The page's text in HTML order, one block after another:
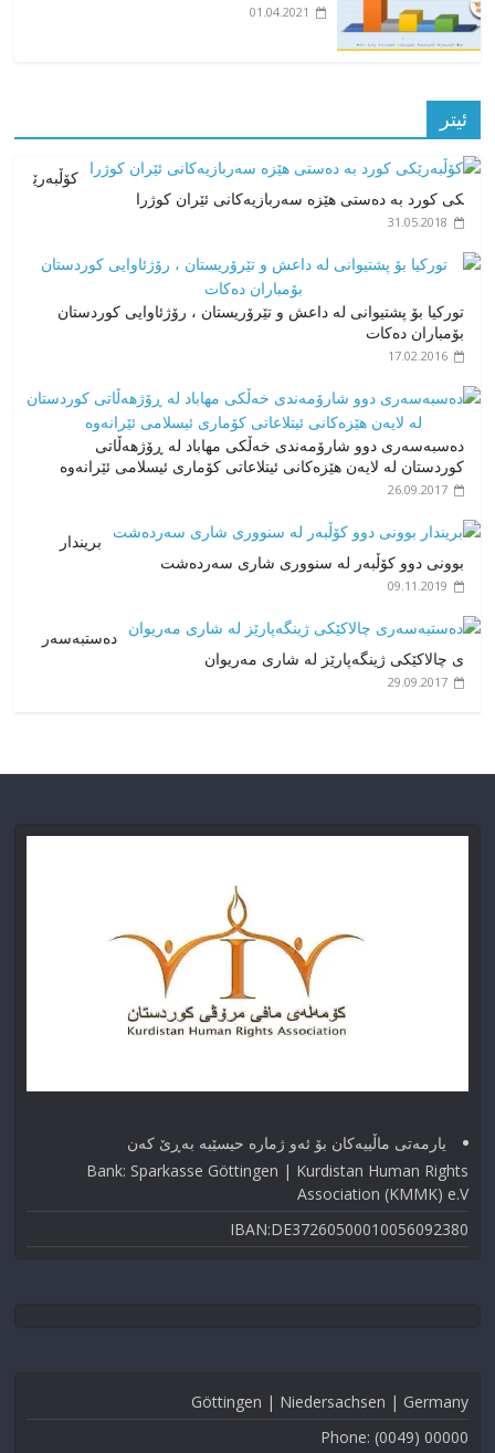
01.04.2021
ئیتر
کۆڵبەرێ
کی کورد بە دەستی هێزە سەربازیەکانی ئێران کوژرا
31.05.2018
تورکیا بۆ پشتیوانی لە داعش و تێرۆریستان ، رۆژئاوایی کوردستان
بۆمباران دەکات
17.02.2016
دەسبەسەری دوو شارۆمەندی خەڵکی مهاباد لە ڕۆژهەڵاتی
کوردستان لە لایەن هێزەکانی ئیتلاعاتی کۆماری ئیسلامی ئێرانەوە
26.09.2017
بریندار
بوونی دوو کۆڵبەر لە سنووری شاری سەردەشت
09.11.2019
دەستبەسەر
ی چالاکێکی ژینگەپارێز لە شاری مەریوان
29.09.2017
یارمەتی ماڵییەکان بۆ ئەو ژماره حیسێبە بەڕێ کەن
Bank: Sparkasse Göttingen | Kurdistan Human Rights
Association (KMMK) e.V
IBAN:DE37260500010056092380
Göttingen | Niedersachsen | Germany
Phone: (0049) 00000